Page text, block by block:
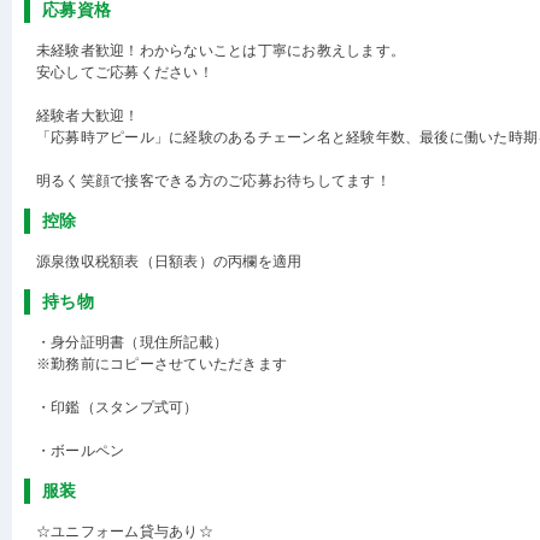
応募資格
未経験者歓迎！わからないことは丁寧にお教えします。
安心してご応募ください！
経験者大歓迎！
「応募時アピール」に経験のあるチェーン名と経験年数、最後に働いた時
明るく笑顔で接客できる方のご応募お待ちしてます！
控除
源泉徴収税額表（日額表）の丙欄を適用
持ち物
・身分証明書（現住所記載）
※勤務前にコピーさせていただきます
・印鑑（スタンプ式可）
・ボールペン
服装
☆ユニフォーム貸与あり☆